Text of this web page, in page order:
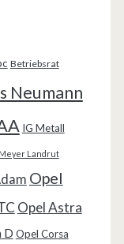
Betriebsrat
Neumann
IG Metall
Landrut
Opel
Opel Astra
D Opel Corsa